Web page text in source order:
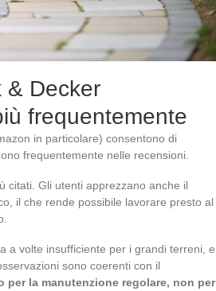
& Decker
frequentemente
in particolare) consentono di
frequentemente nelle recensioni.
citati. Gli utenti apprezzano anche il
il che rende possibile lavorare presto al
a volte insufficiente per i grandi terreni, e
sono coerenti con il
per la manutenzione regolare, non per